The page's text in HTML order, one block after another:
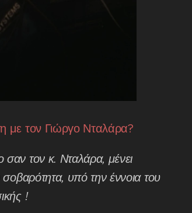
με τον Γιώργο Νταλάρα?
τον κ. Νταλάρα, μένει
υπό την έννοια του
!